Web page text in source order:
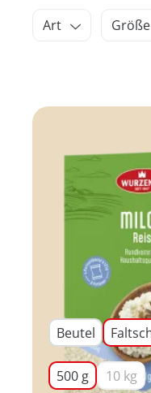
Art Größe
Beutel
500 g 10 kg